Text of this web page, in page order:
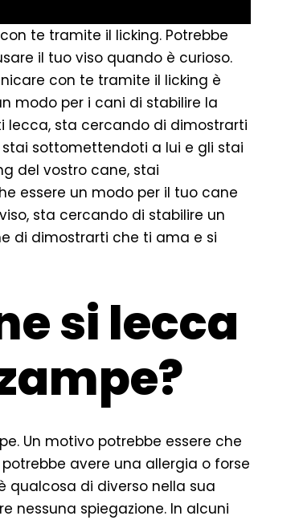
te tramite il licking. Potrebbe
il tuo viso quando è curioso.
con te tramite il licking è
modo per i cani di stabilire la
lecca, sta cercando di dimostrarti
sottomettendoti a lui e gli stai
del vostro cane, stai
essere un modo per il tuo cane
sta cercando di stabilire un
di dimostrarti che ti ama e si
si lecca
Un motivo potrebbe essere che
avere una allergia o forse
qualcosa di diverso nella sua
nessuna spiegazione. In alcuni